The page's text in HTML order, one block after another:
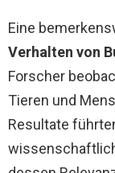
Eine
Verhalten von
Forscher
Tieren und
Resultate